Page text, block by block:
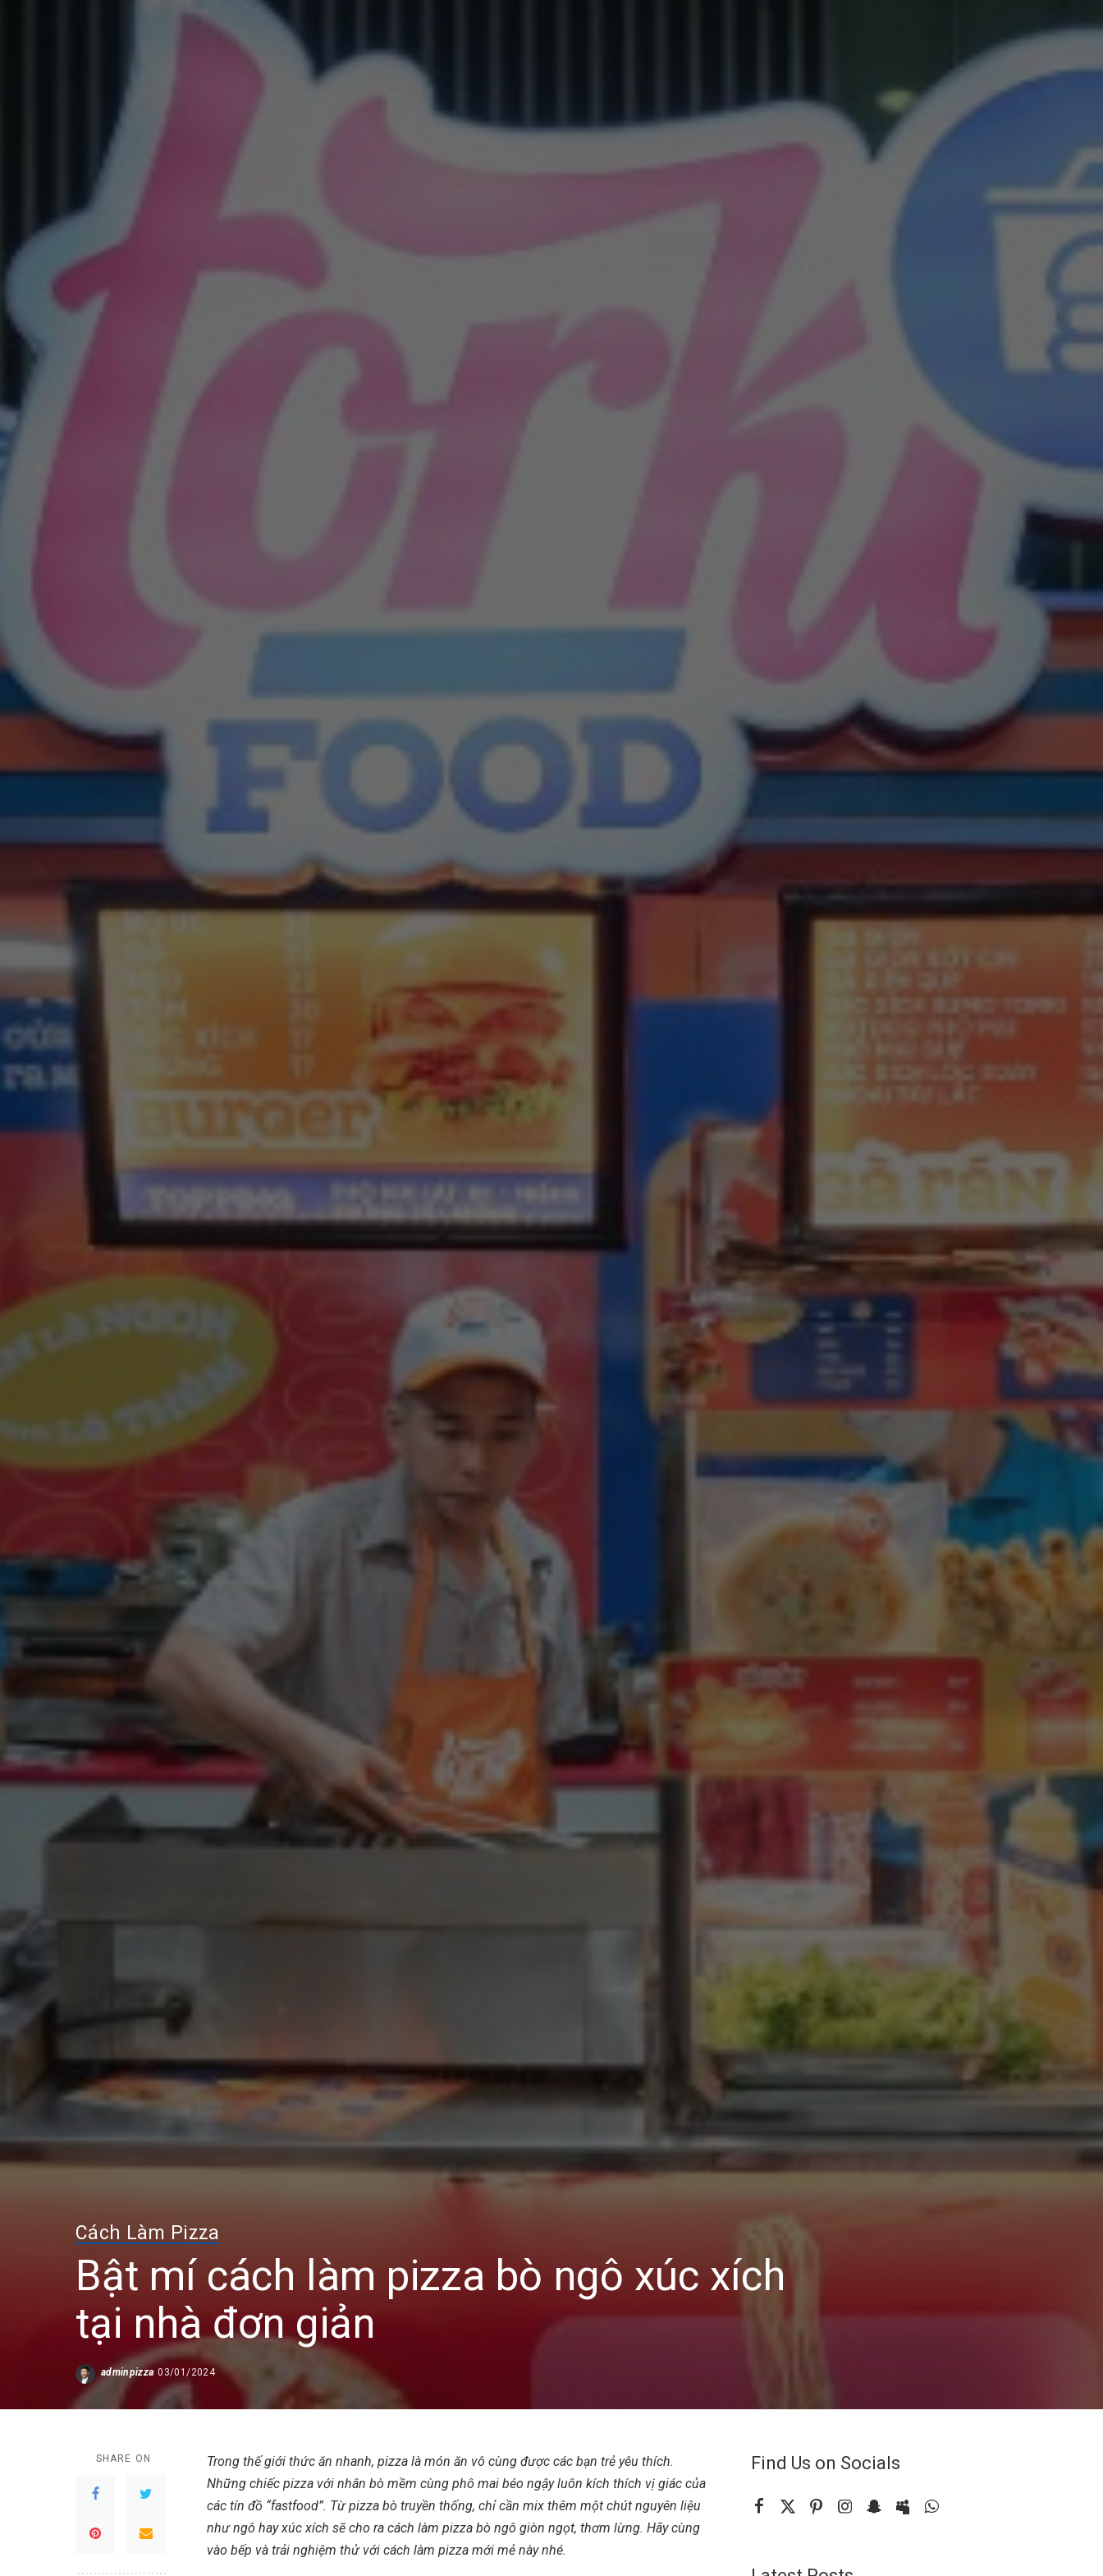
Cách Làm Pizza
Bật mí cách làm pizza bò ngô xúc xích
tại nhà đơn giản
Posted
adminpizza 03/01/2024
SHARE ON
Trong thế giới thức ăn nhanh, pizza là món ăn vô cùng được các bạn trẻ yêu thích.
Những chiếc pizza với nhân bò mềm cùng phô mai béo ngậy luôn kích thích vị giác của
các tín đồ “fastfood”. Từpizza bò truyền thống, chỉ cần mix thêm một chút nguyên liệu
như ngô hay xúc xích sẽ cho ra cách làm pizza bò ngô giòn ngọt, thơm lừng. Hãy cùng
vào bếp và trải nghiệm thử với cách làm pizza mới mẻ này nhé.
Find Us on Socials